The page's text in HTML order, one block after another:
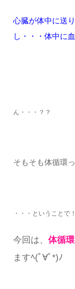
心臓が体中に送
し・・・体中に
ん・・・？？
そもそも体循環
・・・ということで！
今回は、体循
ますﾍ(ﾟ∀ﾟ*)ﾉ